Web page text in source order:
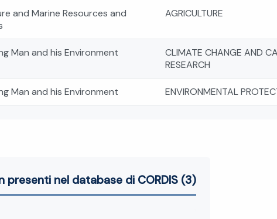
and Marine Resources and
AGRICULTURE
Man and his Environment
CLIMATE CHANGE AND
RESEARCH
Man and his Environment ENVIRONMENTAL
presenti nel database di CORDIS (3)